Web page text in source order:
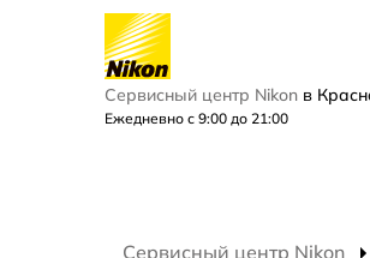
Сервисный центр Nikon в
Ежедневно с 9:00 до 21:00
Сервисный центр Nikon